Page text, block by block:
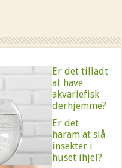
Er det tilladt
at have
akvariefisk
derhjemme?
Er det
haram at slå
insekter i
huset ihjel?